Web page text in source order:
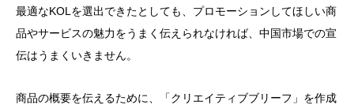
最適なKOLを選出できたとしても、プロモーションしてほしい商
品やサービスの魅力をうまく伝えられなければ、中国市場での宣
伝はうまくいきません。
商品の概要を伝えるために、「クリエイティブブリーフ」を作成